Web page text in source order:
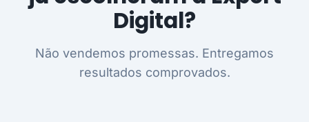
Digital?
Não vendemos promessas. Entregamos
resultados comprovados.